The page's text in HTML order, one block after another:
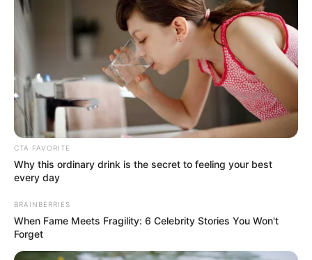
CTA FAVORITE
Why this ordinary drink is the secret to feeling your best
every day
BRAINBERRIES
When Fame Meets Fragility: 6 Celebrity Stories You Won't
Forget